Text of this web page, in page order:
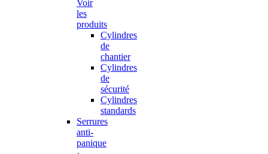
Voir
les
produits
Cylindres
de
chantier
Cylindres
de
sécurité
Cylindres
standards
Serrures
anti-
panique